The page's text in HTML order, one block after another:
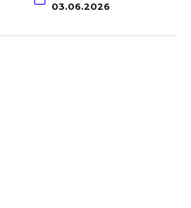
03.06.2026